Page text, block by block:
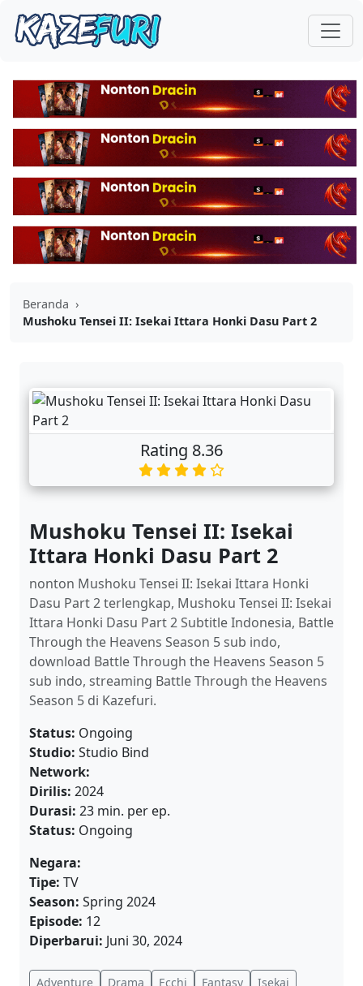
Beranda ›
Mushoku Tensei II: Isekai Ittara Honki Dasu Part 2
Rating 8.36
Mushoku Tensei II: Isekai
Ittara Honki Dasu Part 2
nonton Mushoku Tensei II: Isekai Ittara Honki
Dasu Part 2 terlengkap, Mushoku Tensei II: Isekai
Ittara Honki Dasu Part 2 Subtitle Indonesia, Battle
Through the Heavens Season 5 sub indo,
download Battle Through the Heavens Season 5
sub indo, streaming Battle Through the Heavens
Season 5 di Kazefuri.
Status: Ongoing
Studio: Studio Bind
Network:
Dirilis: 2024
Durasi: 23 min. per ep.
Status: Ongoing
Negara:
Tipe: TV
Season: Spring 2024
Episode: 12
Diperbarui: Juni 30, 2024
Adventure Drama Ecchi Fantasy
Isekai